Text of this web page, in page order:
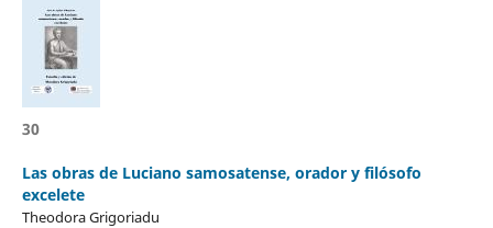
30
Las obras de Luciano samosatense, orador y filósofo
excelete
Theodora Grigoriadu